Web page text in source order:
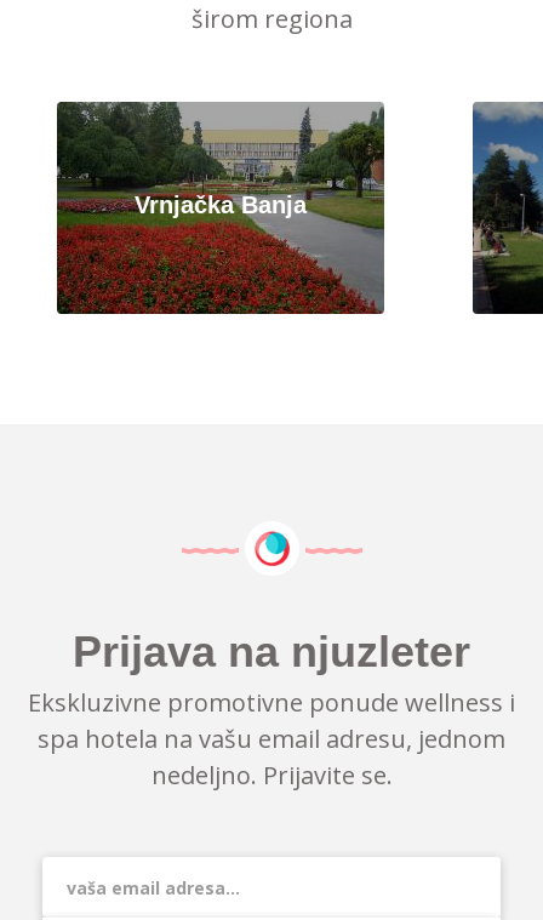
širom regiona
Vrnjačka Banja
Prijava na njuzleter
Ekskluzivne promotivne ponude wellness i
spa hotela na vašu email adresu, jednom
nedeljno. Prijavite se.